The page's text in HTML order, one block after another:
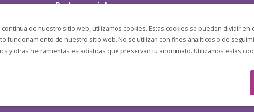
de nuestro sitio web, utilizamos cookies. Estas cookies se pueden dividir en
funcionamiento de nuestro sitio web. No se utilizan con fines analíticos o de
y otras herramientas estadísticas que preservan tu anonimato. Utilizamos estas
.
)
Redes sociales